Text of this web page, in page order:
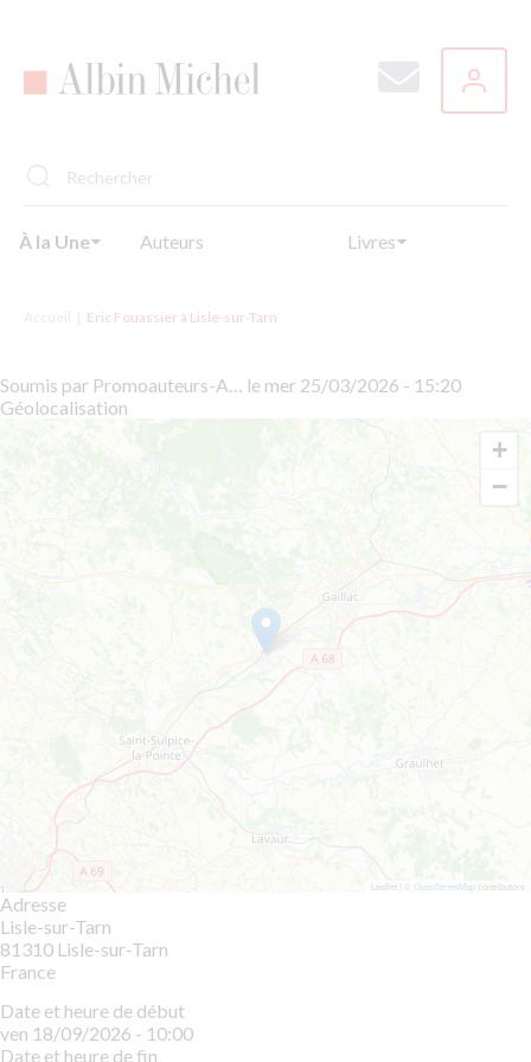
principal
À la Une Auteurs Livres
Eric Fouassier à Lisle-sur-Tarn
Soumis par Promoauteurs-A… le mer 25/03/2026 - 15:20
Géolocalisation
+
−
Leaflet | © OpenStreetMap contributors
Adresse
Lisle-sur-Tarn
81310 Lisle-sur-Tarn
France
Date et heure de début
ven 18/09/2026 - 10:00
Date et heure de fin